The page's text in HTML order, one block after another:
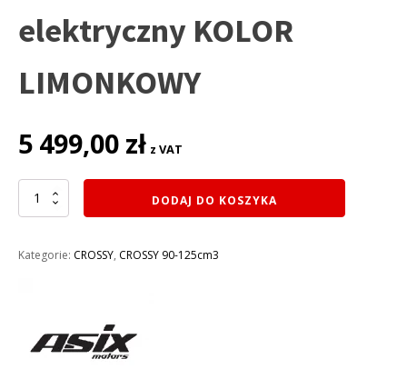
elektryczny KOLOR
LIMONKOWY
5 499,00 zł z VAT
ilość
CROSS
XB-
19/16
DODAJ DO KOSZYKA
Kategorie: CROSSY, CROSSY 90-125cm3